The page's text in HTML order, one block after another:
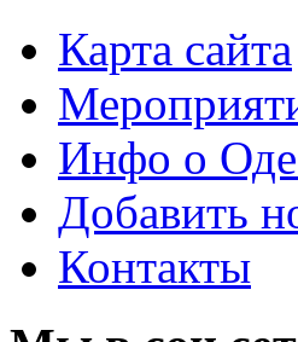
Карта сайта
Инфо о
Добавить
Контакты